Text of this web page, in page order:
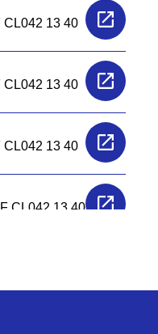
CL042 13 40
CL042 13 40
CL042 13 40
CL042 13 40